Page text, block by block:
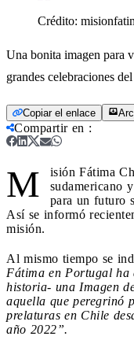
Crédito:
Una bonita imagen para
grandes celebraciones
Copiar el enlace
Compartir en :
M
isión Fátima
sudamericano
para un futuro
Así se informó
misión.
Al mismo tiempo se
Fátima en Portugal
historia- una Imagen
aquella que peregrinó
prelaturas en Chile
año 2022”.